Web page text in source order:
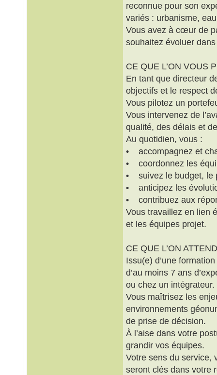
reconnue pour son
variés : urbanisme,
Vous avez à cœur de
souhaitez évoluer
CE QUE L’ON VOUS
En tant que directeur
objectifs et le respect
Vous pilotez un
Vous intervenez de
qualité, des délais et
Au quotidien, vous :
• accompagnez et
• coordonnez les
• suivez le budget, le
• anticipez les
• contribuez aux
Vous travaillez en lien
et les équipes projet.
CE QUE L’ON
Issu(e) d’une
d’au moins 7 ans
ou chez un intégrateur.
Vous maîtrisez les
environnements
de prise de décision.
À l’aise dans votre
grandir vos équipes.
Votre sens du service,
seront clés dans votre